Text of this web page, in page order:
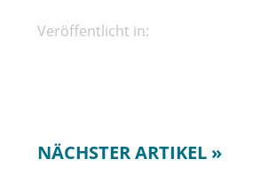
Veröffentlicht in:
NÄCHSTER ARTIKEL »